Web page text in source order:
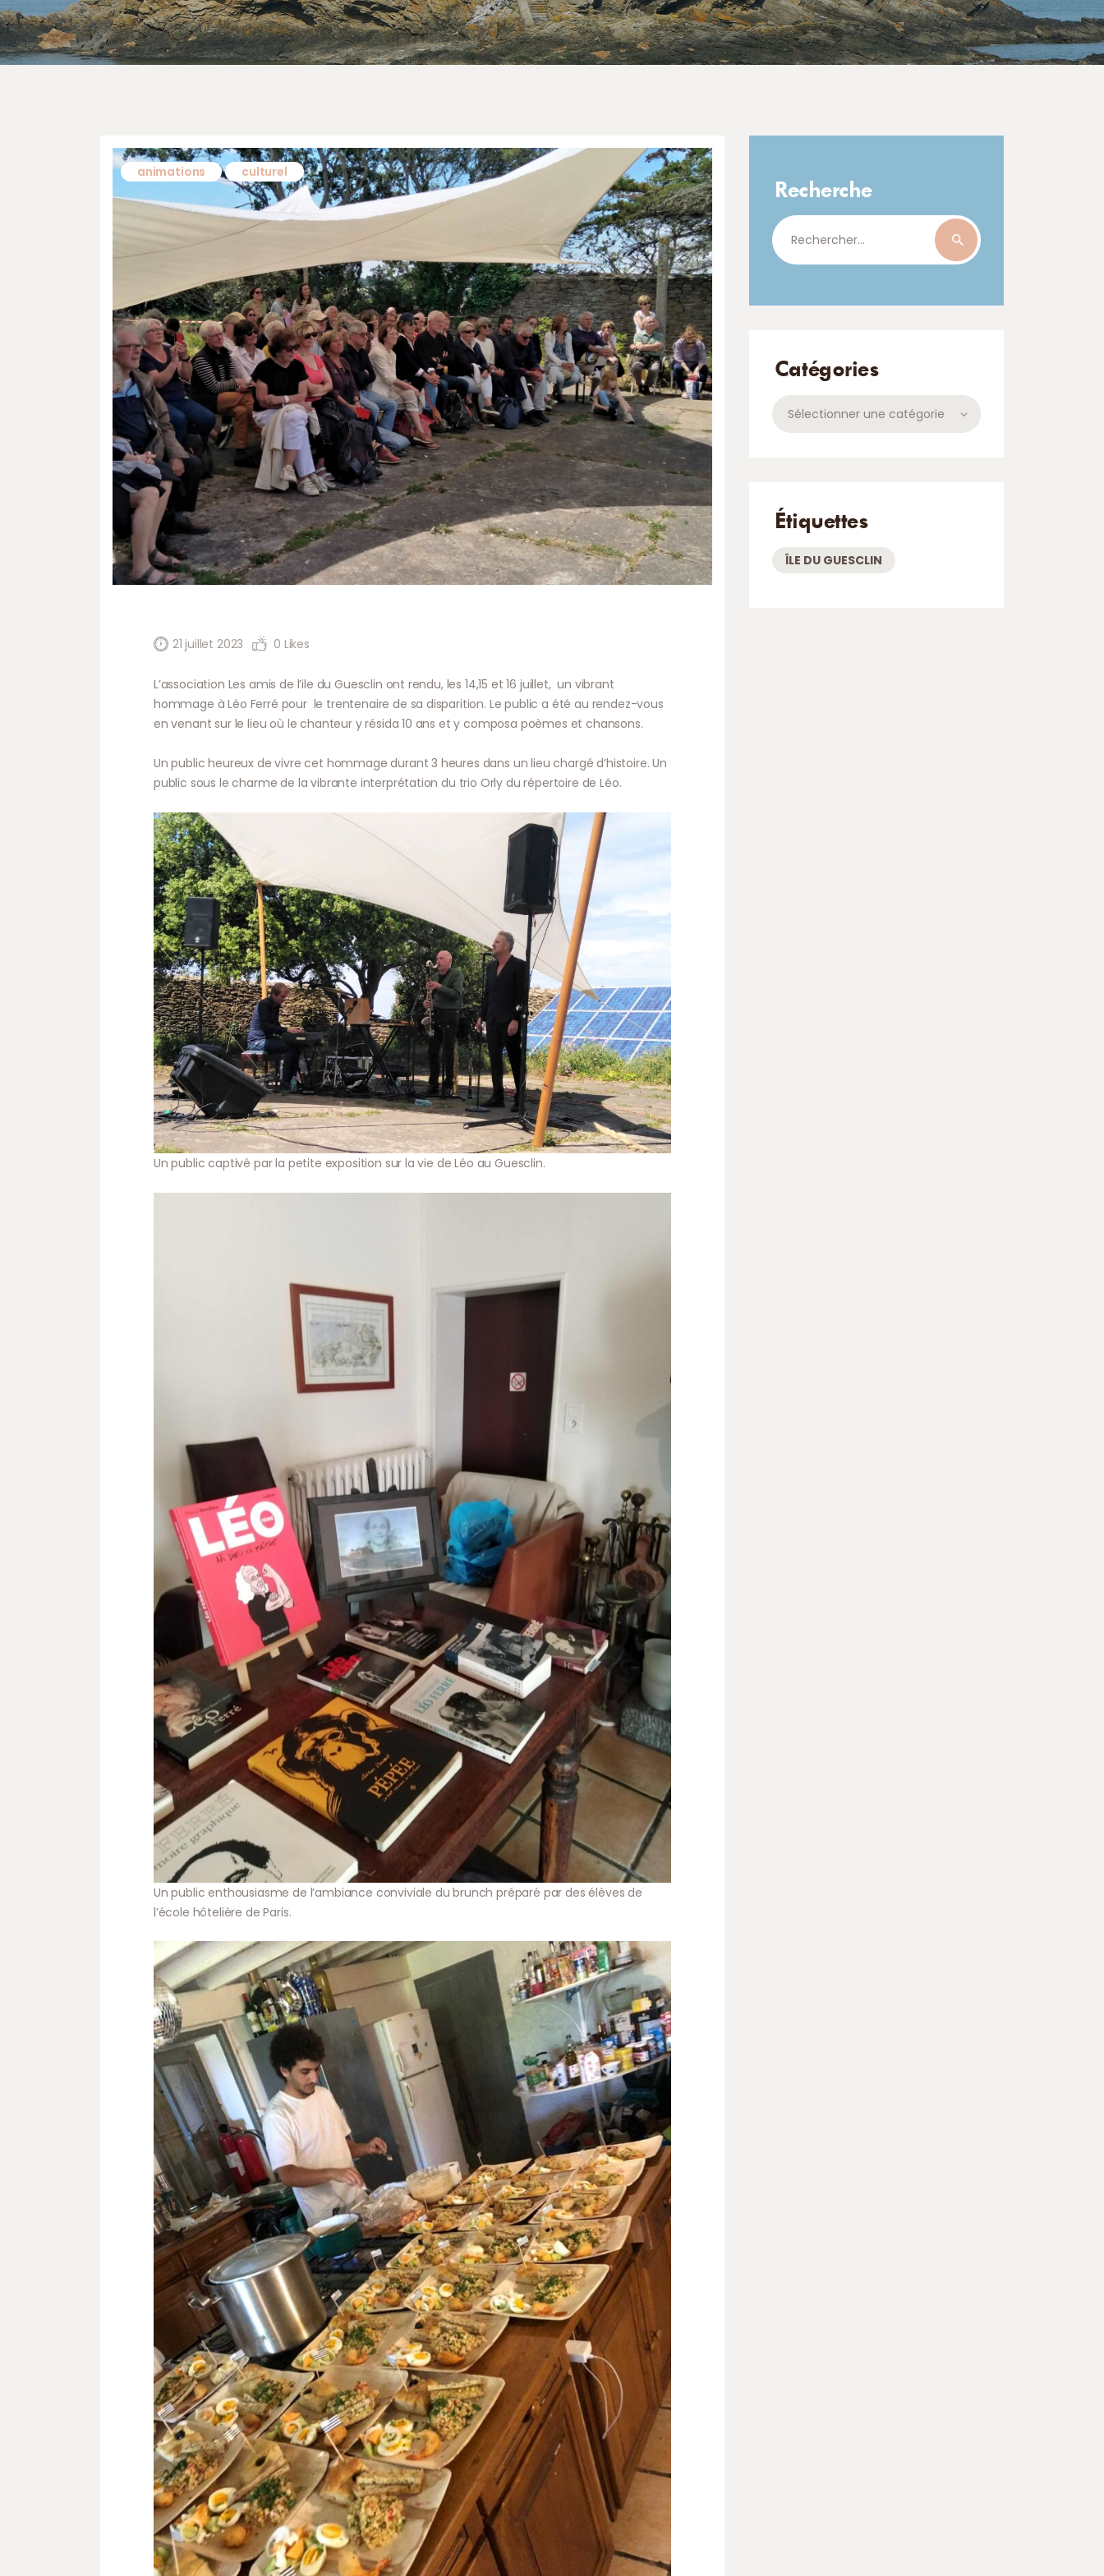
animations culturel
21 juillet 2023 0 Likes
L’association Les amis de l’ile du Guesclin ont rendu, les 14,15 et 16 juillet, un vibrant
hommage à Léo Ferré pour le trentenaire de sa disparition. Le public a été au rendez-vous
en venant sur le lieu où le chanteur y résida 10 ans et y composa poèmes et chansons.
Un public heureux de vivre cet hommage durant 3 heures dans un lieu chargé d’histoire. Un
public sous le charme de la vibrante interprétation du trio Orly du répertoire de Léo.
Un public captivé par la petite exposition sur la vie de Léo au Guesclin.
Un public enthousiasme de l’ambiance conviviale du brunch préparé par des élèves de
l’école hôtelière de Paris.
Recherche
Rechercher :
Catégories
Catégories
Étiquettes
ÎLE DU GUESCLIN